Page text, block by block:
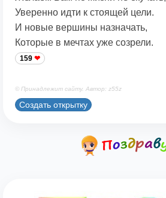
Уверенно идти к стоящей цели.
И новые вершины назначать,
Которые в мечтах уже созрели.
159
© Принадлежит сайту. Автор: z55z
Создать открытку